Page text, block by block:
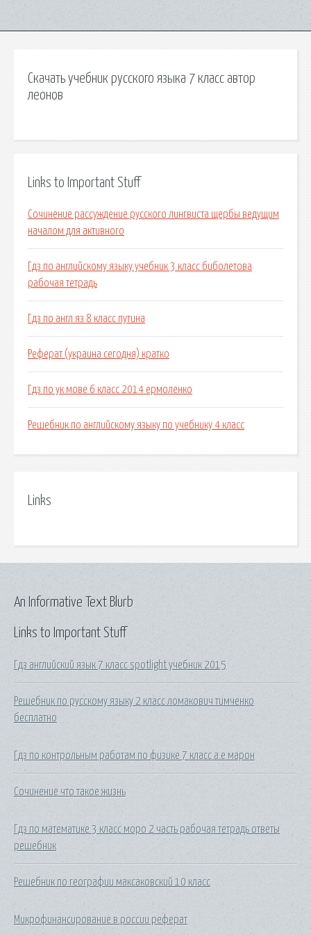
Скачать учебник русского языка 7 класс автор
леонов
Links to Important Stuff
Сочинение рассуждение русского лингвиста щербы ведущим
началом для активного
Гдз по английскому языку учебник 3 класс биболетова
рабочая тетрадь
Гдз по англ яз 8 класс путина
Реферат (украина сегодня) кратко
Гдз по ук мове 6 класс 2014 ермоленко
Решебник по английскому языку по учебнику 4 класс
Links
Links to Important Stuff
Гдз английский язык 7 класс spotlight учебник 2015
Решебник по русскому языку 2 класс ломакович тимченко
бесплатно
Гдз по контрольным работам по физике 7 класс а.е марон
Сочинение что такое жизнь
Гдз по математике 3 класс моро 2 часть рабочая тетрадь ответы
решебник
Решебник по географии максаковский 10 класс
Микрофинансирование в россии реферат
An Informative Text Blurb